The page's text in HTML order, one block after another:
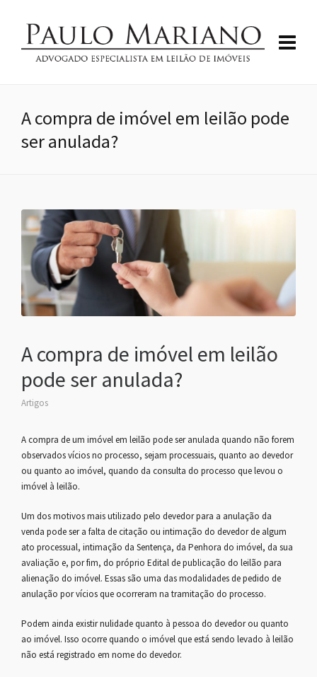
A compra de imóvel em leilão pode
ser anulada?
A compra de imóvel em leilão
pode ser anulada?
Artigos
A compra de um imóvel em leilão pode ser anulada quando não forem
observados vícios no processo, sejam processuais, quanto ao devedor
ou quanto ao imóvel, quando da consulta do processo que levou o
imóvel à leilão.
Um dos motivos mais utilizado pelo devedor para a anulação da
venda pode ser a falta de citação ou intimação do devedor de algum
ato processual, intimação da Sentença, da Penhora do imóvel, da sua
avaliação e, por fim, do próprio Edital de publicação do leilão para
alienação do imóvel. Essas são uma das modalidades de pedido de
anulação por vícios que ocorreram na tramitação do processo.
Podem ainda existir nulidade quanto à pessoa do devedor ou quanto
ao imóvel. Isso ocorre quando o imóvel que está sendo levado à leilão
não está registrado em nome do devedor.